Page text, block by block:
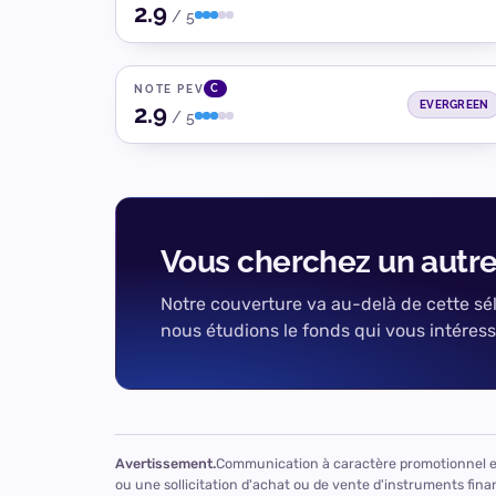
2.9 / 5
Dette privée Immobilier
SEERIUS
Oxygen
~100 opportunités/an (600-700M€), 2,5Md€ évalués depuis
2022, sourcing majoritairement direct. Capacité d'origination
forte et documentée pour la taille de l'équipe.
NOTE PEV C
2.9 / 5
EVERGREEN
Vous cherchez un
Notre couverture va au-delà de cette
nous étudions le fonds qui vous
Avertissement.Communication à caractère promotionnel
ou une sollicitation d'achat ou de vente d'instruments